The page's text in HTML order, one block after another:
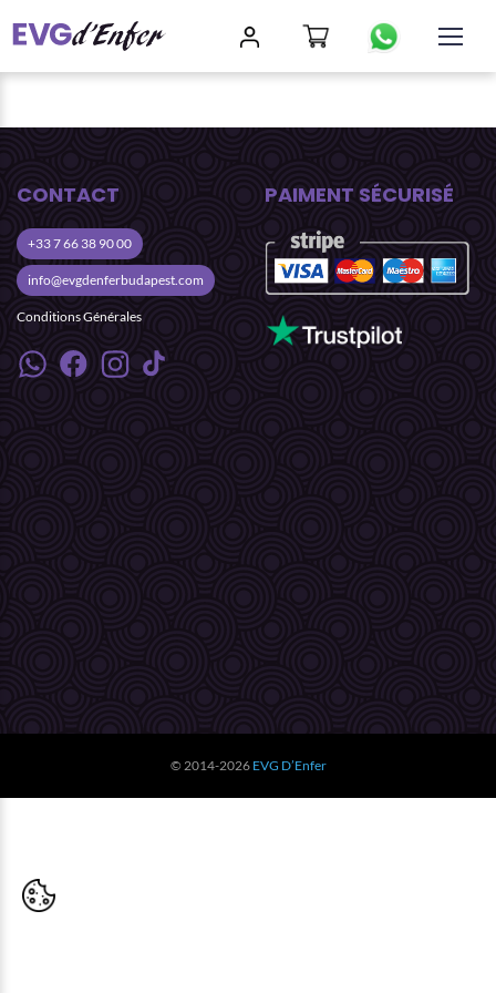
CONTACT
+33 7 66 38 90 00
info@evgdenferbudapest.com
Conditions Générales
PAIMENT SÉCURISÉ
© 2014-2026 EVG D’Enfer